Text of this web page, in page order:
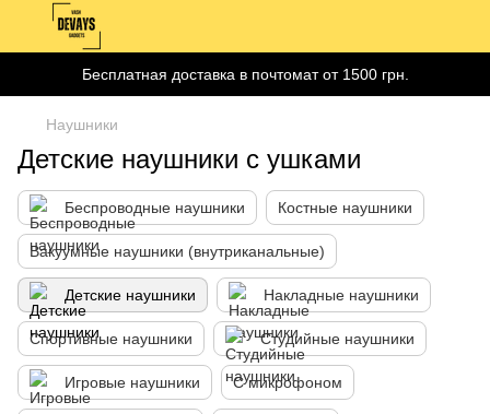
Бесплатная доставка в почтомат от 1500 грн.
Наушники
Детские наушники с ушками
Беспроводные наушники Костные наушники
Вакуумные наушники (внутриканальные)
Детские наушники Накладные наушники
Спортивные наушники Студийные наушники
Игровые наушники С микрофоном